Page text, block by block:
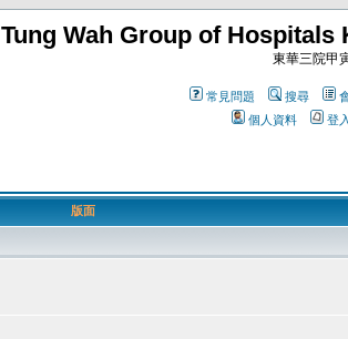
Tung Wah Group of
東華三院甲
常見問題 搜尋
個人資料
登
版面